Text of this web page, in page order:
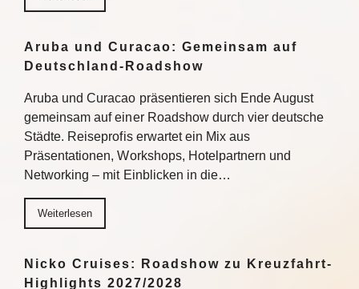
Aruba und Curacao: Gemeinsam auf
Deutschland-Roadshow
Aruba und Curacao präsentieren sich Ende August
gemeinsam auf einer Roadshow durch vier deutsche
Städte. Reiseprofis erwartet ein Mix aus
Präsentationen, Workshops, Hotelpartnern und
Networking – mit Einblicken in die…
Weiterlesen
Nicko Cruises: Roadshow zu Kreuzfahrt-
Highlights 2027/2028